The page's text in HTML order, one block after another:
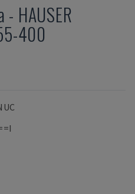
- HAUSER
400